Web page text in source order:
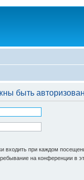
быть
входить при каждом
на конференции в